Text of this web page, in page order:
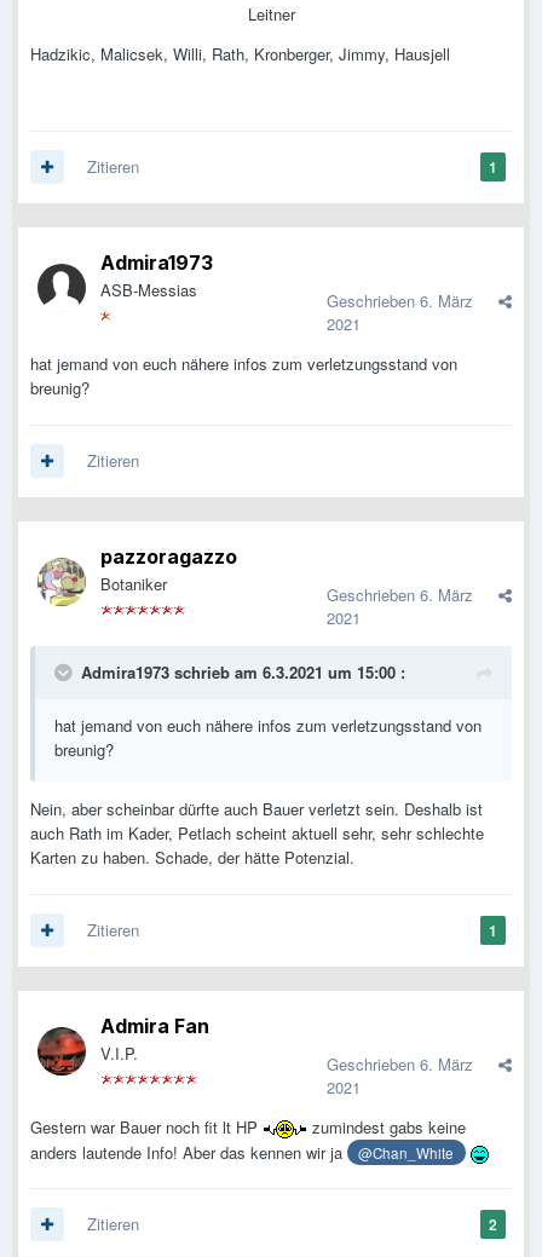
Leitner
Hadzikic, Malicsek, Willi, Rath, Kronberger, Jimmy, Hausjell
1
Zitieren
Admira1973
ASB-Messias Geschrieben 6. März
2021
hat jemand von euch nähere infos zum verletzungsstand von
breunig?
Zitieren
pazzoragazzo
Botaniker Geschrieben 6. März
2021
Admira1973 schrieb am 6.3.2021 um 15:00 :
hat jemand von euch nähere infos zum verletzungsstand von
breunig?
Nein, aber scheinbar dürfte auch Bauer verletzt sein. Deshalb ist
auch Rath im Kader, Petlach scheint aktuell sehr, sehr schlechte
Karten zu haben. Schade, der hätte Potenzial.
1
Zitieren
Admira Fan
V.I.P. Geschrieben 6. März
2021
Gestern war Bauer noch fit lt HP
zumindest gabs keine
anders lautende Info! Aber das kennen wir ja
@Chan_White
2
Zitieren